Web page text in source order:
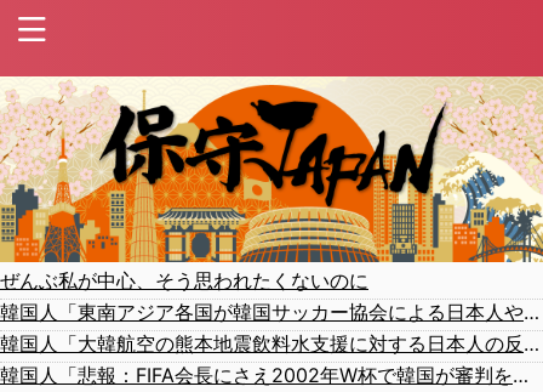
ぜんぶ私が中心、そう思われたくないのに
韓国人「東南アジア各国が韓国サッカー協会による日本人や外国人審判接待を報道！」→「信頼を揺るがす深刻なスキャンダル‥」
韓国人「大韓航空の熊本地震飲料水支援に対する日本人の反応をご覧ください・・・」→「」
韓国人「悲報：FIFA会長にさえ2002年W杯で韓国が審判を買収していたと思われていた模様…（ﾌﾞﾙﾌﾞﾙ」＝韓国の反応